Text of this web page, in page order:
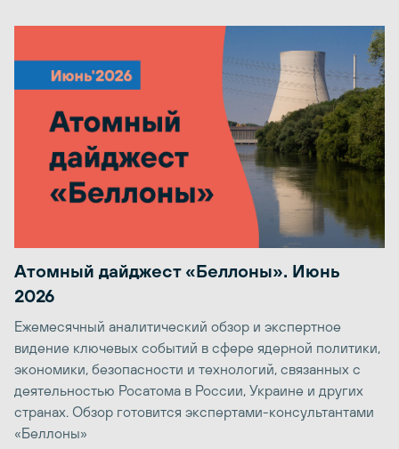
Атомный дайджест «Беллоны». Июнь
2026
Ежемесячный аналитический обзор и экспертное
видение ключевых событий в сфере ядерной политики,
экономики, безопасности и технологий, связанных с
деятельностью Росатома в России, Украине и других
странах. Обзор готовится экспертами-консультантами
«Беллоны»